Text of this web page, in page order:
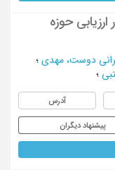
حوزه
دوست، مهدی ؛
؛
آدرس
پیشنهاد دیگران